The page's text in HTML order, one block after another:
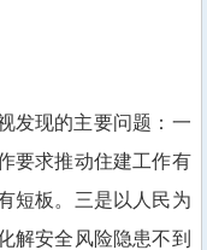
发现的主要问题：一
要求推动住建工作有
短板。三是以人民为
解安全风险隐患不到